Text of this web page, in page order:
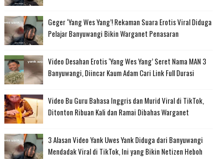
Geger ‘Yang Wes Yang’! Rekaman Suara Erotis Viral Diduga
Pelajar Banyuwangi Bikin Warganet Penasaran
Video Desahan Erotis ‘Yang Wes Yang’ Seret Nama MAN 3
Banyuwangi, Diincar Kaum Adam Cari Link Full Durasi
Video Bu Guru Bahasa Inggris dan Murid Viral di TikTok,
Ditonton Ribuan Kali dan Ramai Dibahas Warganet
3 Alasan Video Yank Uwes Yank Diduga dari Banyuwangi
Mendadak Viral di TikTok, Ini yang Bikin Netizen Heboh